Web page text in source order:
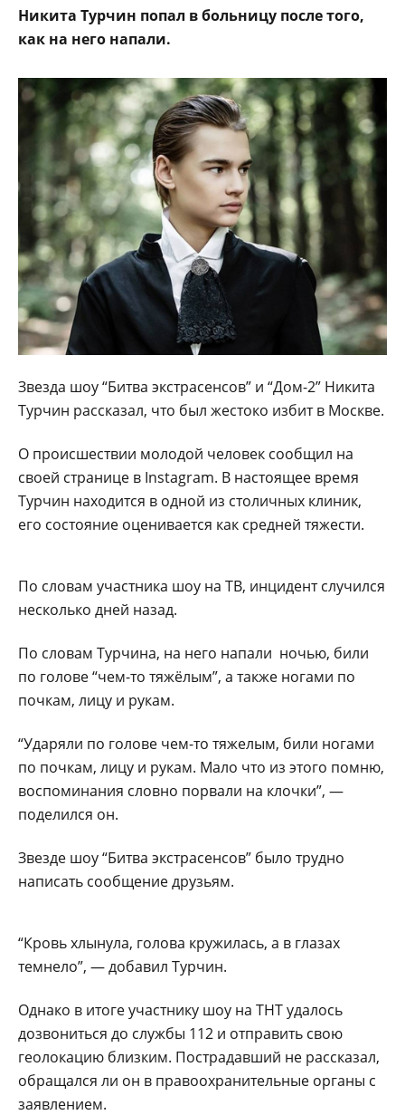
Никита Турчин попал в больницу после того,
как на него напали.
Звезда шоу “Битва экстрасенсов” и “Дом-2” Никита
Турчин рассказал, что был жестоко избит в Москве.
О происшествии молодой человек сообщил на
своей странице в Instagram. В настоящее время
Турчин находится в одной из столичных клиник,
его состояние оценивается как средней тяжести.
По словам участника шоу на ТВ, инцидент случился
несколько дней назад.
По словам Турчина, на него напали ночью, били
по голове “чем-то тяжёлым”, а также ногами по
почкам, лицу и рукам.
“Ударяли по голове чем-то тяжелым, били ногами
по почкам, лицу и рукам. Мало что из этого помню,
воспоминания словно порвали на клочки”, —
поделился он.
Звезде шоу “Битва экстрасенсов” было трудно
написать сообщение друзьям.
“Кровь хлынула, голова кружилась, а в глазах
темнело”, — добавил Турчин.
Однако в итоге участнику шоу на ТНТ удалось
дозвониться до службы 112 и отправить свою
геолокацию близким. Пострадавший не рассказал,
обращался ли он в правоохранительные органы с
заявлением.